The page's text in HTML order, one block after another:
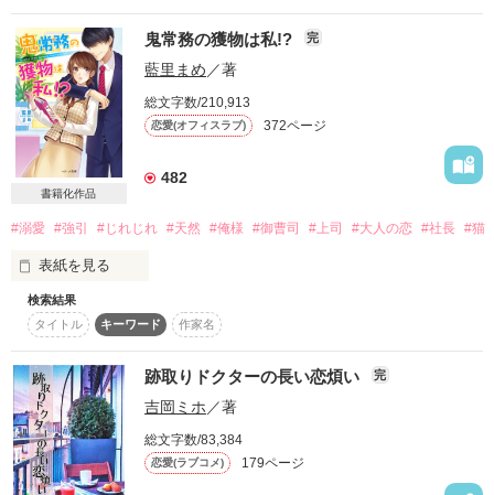
紗凪の大阪派遣。
陽貴の全国ツアーと俳優業拡大。
すれ違う時間。
募っていく寂しさ。
そんな中——
？「彼氏のことなんか忘れたらいい」
？「紗凪ちゃん、俺にしとき」
ライバル出現？
命の最前線で働く白衣の天使と
世界を魅了するトップアイドルが描く
甘くて切ない、溺愛ラブストーリー第2章。
好きになった人間にはとことん執着する
＊＊＊＊＊＊
2026/05/06　改稿版と差し替えました。
女にとって、恋愛に不安はつきまとうもの
そして本日もまた
彼のカミナリ注意報が継続で発令中です
*:;;;:*:;;;:*+☆+*:;;;:*:;;;:*+☆+*:;;;:*:;;;:*+☆+*:;;;:*:;;;:*+☆+
※こちらは前作の続編になります。ご注意ください。
（古い作品ですので直してはいますが拙い文章です。ご了承く
ださいませ）
※素敵なレビュー、ありがとうございます！
砂川雨路 様
青木紗良 様
★凛ちゃん☆ 様
coyumico 様
『 緒川 寧々（ｵｶﾞﾜ ﾈﾈ）　マーケティング部へ異動 』
マーケティング部には、とんでもない人がいるらしい。
無愛想でぶっきらぼうで、口は悪いし態度はデカい。
良いところなし？！ の
風見 太雅（ｶｻﾞﾐ ﾀｲｶﾞ）
彼に異動初日に言われた言葉は ――――
「俺に、絶対惚れるな」
書籍化作品
鬼常務の獲物は私!? 完
藍里まめ ／著
総文字数/210,913
恋愛(オフィスラブ) 372ページ
482
#溺愛 #強引 #じれじれ #天然 #俺様 #御曹司 #上司 #大人の恋 #社長 #猫
表紙を見る
イケメン御曹司、神永常務は
自分にも他人にも厳しい人。
そんな彼が
とろくてほんわか、天然癒し系OL、日菜子に
ある日突然、告白した。
検索結果
タイトル
キーワード 作家名
跡取りドクターの長い恋煩い 完
吉岡ミホ ／著
総文字数/83,384
恋愛(ラブコメ) 179ページ